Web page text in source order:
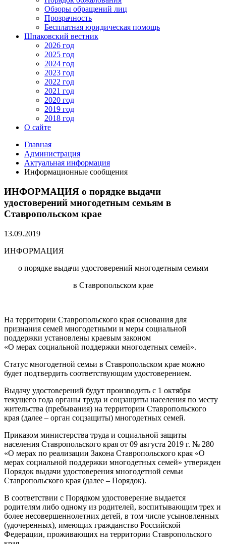
Обзоры обращений лиц
Прозрачность
Бесплатная юридическая помощь
Шпаковский вестник
2026 год
2025 год
2024 год
2023 год
2022 год
2021 год
2020 год
2019 год
2018 год
О сайте
Главная
Администрация
Актуальная информация
Информационные сообщения
ИНФОРМАЦИЯ о порядке выдачи
удостоверений многодетным семьям в
Ставропольском крае
13.09.2019
ИНФОРМАЦИЯ
о порядке выдачи удостоверений многодетным семьям
в Ставропольском крае
На территории Ставропольского края основания для
признания семей многодетными и меры социальной
поддержки установлены краевым законом
«О мерах социальной поддержки многодетных семей».
Статус многодетной семьи в Ставропольском крае можно
будет подтвердить соответствующим удостоверением.
Выдачу удостоверений будут производить с 1 октября
текущего года органы труда и соцзащиты населения по месту
жительства (пребывания) на территории Ставропольского
края (далее – орган соцзащиты) многодетных семей.
Приказом министерства труда и социальной защиты
населения Ставропольского края от 09 августа 2019 г. № 280
«О мерах по реализации Закона Ставропольского края «О
мерах социальной поддержки многодетных семей» утвержден
Порядок выдачи удостоверения многодетной семьи
Ставропольского края (далее – Порядок).
В соответствии с Порядком удостоверение выдается
родителям либо одному из родителей, воспитывающим трех и
более несовершеннолетних детей, в том числе усыновленных
(удочеренных), имеющих гражданство Российской
Федерации, проживающих на территории Ставропольского